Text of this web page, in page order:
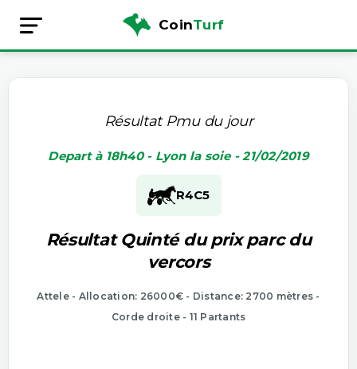
CoinTurf
Résultat Pmu du jour
Depart à 18h40 - Lyon la soie - 21/02/2019
R4C5
Résultat Quinté du prix parc du
vercors
Attele - Allocation: 26000€ - Distance: 2700 mètres -
Corde droite - 11 Partants